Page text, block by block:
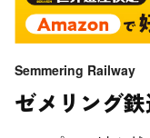
Semmering Railway
ゼメリング